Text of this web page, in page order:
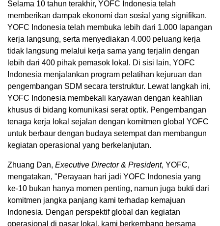
Selama 10 tahun terakhir, YOFC Indonesia telah
memberikan dampak ekonomi dan sosial yang signifikan.
YOFC Indonesia telah membuka lebih dari 1.000 lapangan
kerja langsung, serta menyediakan 4.000 peluang kerja
tidak langsung melalui kerja sama yang terjalin dengan
lebih dari 400 pihak pemasok lokal. Di sisi lain, YOFC
Indonesia menjalankan program pelatihan kejuruan dan
pengembangan SDM secara terstruktur. Lewat langkah ini,
YOFC Indonesia membekali karyawan dengan keahlian
khusus di bidang komunikasi serat optik. Pengembangan
tenaga kerja lokal sejalan dengan komitmen global YOFC
untuk berbaur dengan budaya setempat dan membangun
kegiatan operasional yang berkelanjutan.
Zhuang Dan, Executive Director & President, YOFC,
mengatakan, "Perayaan hari jadi YOFC Indonesia yang
ke-10 bukan hanya momen penting, namun juga bukti dari
komitmen jangka panjang kami terhadap kemajuan
Indonesia. Dengan perspektif global dan kegiatan
operasional di pasar lokal, kami berkembang bersama